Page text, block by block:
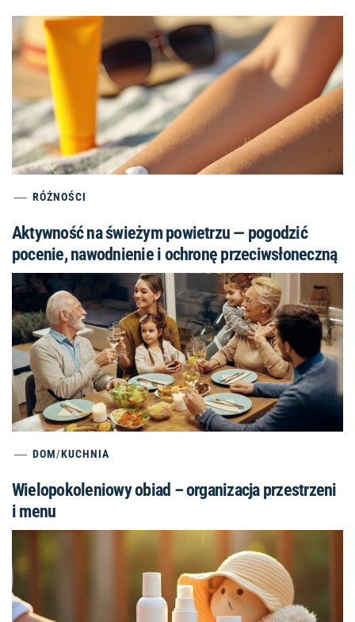
RÓŻNOŚCI
Aktywność na świeżym powietrzu — pogodzić
pocenie, nawodnienie i ochronę przeciwsłoneczną
DOM/KUCHNIA
Wielopokoleniowy obiad – organizacja przestrzeni
i menu